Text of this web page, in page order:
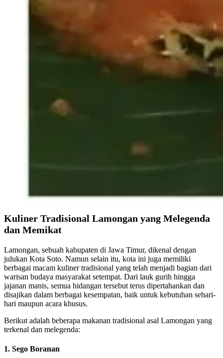
Kuliner Tradisional Lamongan yang Melegenda
dan Memikat
Lamongan, sebuah kabupaten di Jawa Timur, dikenal dengan
julukan Kota Soto. Namun selain itu, kota ini juga memiliki
berbagai macam kuliner tradisional yang telah menjadi bagian dari
warisan budaya masyarakat setempat. Dari lauk gurih hingga
jajanan manis, semua hidangan tersebut terus dipertahankan dan
disajikan dalam berbagai kesempatan, baik untuk kebutuhan sehari-
hari maupun acara khusus.
Berikut adalah beberapa makanan tradisional asal Lamongan yang
terkenal dan melegenda:
1. Sego Boranan